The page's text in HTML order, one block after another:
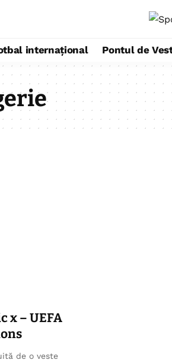
internațional Pontul de
x – UEFA
de o veste